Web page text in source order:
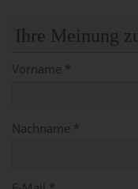
Ihre Meinung
Vorname *
Nachname *